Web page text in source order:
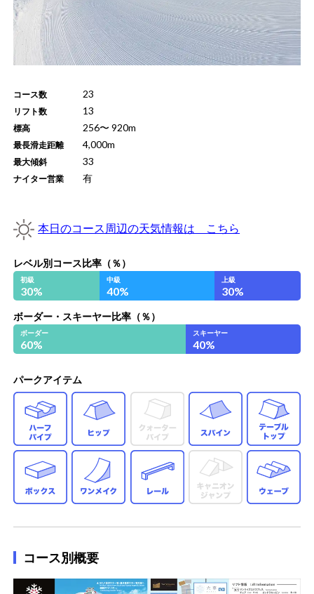
コース数 23
リフト数 13
標高 256〜920m
最長滑走距離 4,000m
最大傾斜 33
ナイター営業 有
本日のコース周辺の天気情報は こちら
レベル別コース比率（％）
初級
30%
中級
40%
上級
30%
ボーダー・スキーヤー比率（％）
ボーダー
60%
スキーヤー
40%
パークアイテム
ハーフパイプ ヒップ スパイン
ボックス ワンメイク レール
コース別概要